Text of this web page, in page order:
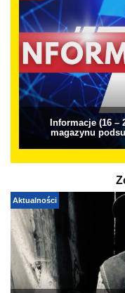
Informacje (16 –
magazynu
Aktualności